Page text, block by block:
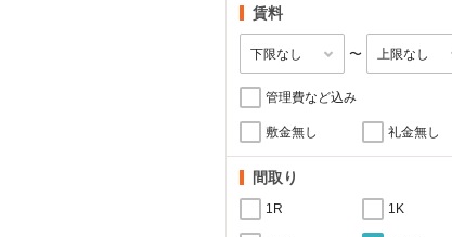
賃料
〜
管理費など込み
敷金無し 礼金無し
間取り
1R 1K